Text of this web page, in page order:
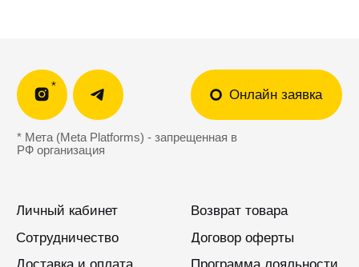
Женщинам
Мужчинам